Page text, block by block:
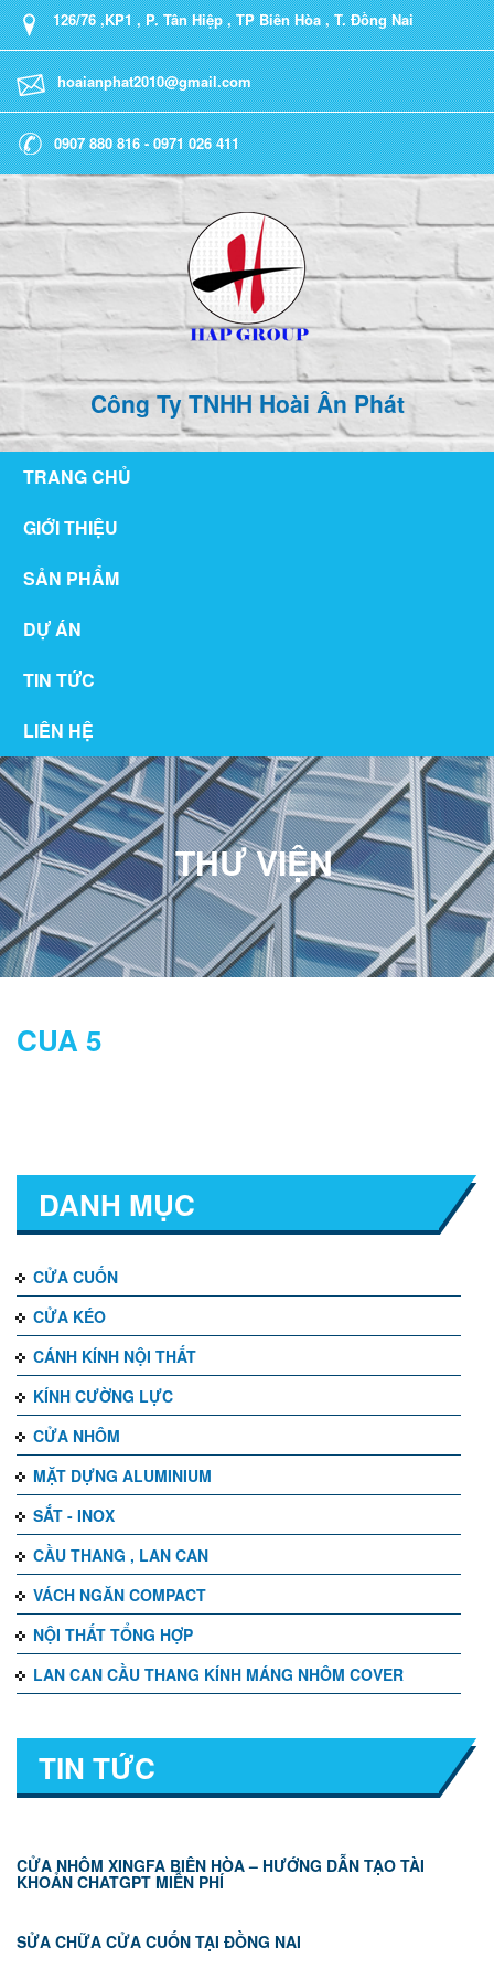
126/76 ,KP1 , P. Tân Hiệp , TP Biên Hòa , T. Đồng Nai
hoaianphat2010@gmail.com
0907 880 816 - 0971 026 411
Công Ty TNHH Hoài Ân Phát
TRANG CHỦ
GIỚI THIỆU
SẢN PHẨM
DỰ ÁN
TIN TỨC
LIÊN HỆ
THƯ VIỆN
CUA 5
DANH MỤC
CỬA CUỐN
CỬA KÉO
CÁNH KÍNH NỘI THẤT
KÍNH CƯỜNG LỰC
CỬA NHÔM
MẶT DỰNG ALUMINIUM
SẮT - INOX
CẦU THANG , LAN CAN
VÁCH NGĂN COMPACT
NỘI THẤT TỔNG HỢP
LAN CAN CẦU THANG KÍNH MÁNG NHÔM COVER
TIN TỨC
CỬA NHÔM XINGFA BIÊN HÒA – HƯỚNG DẪN TẠO TÀI
KHOẢN CHATGPT MIỄN PHÍ
SỬA CHỮA CỬA CUỐN TẠI ĐỒNG NAI